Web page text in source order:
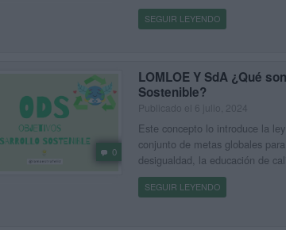
SEGUIR LEYENDO
0
LOMLOE Y SdA ¿Qué
Sostenible?
Este concepto lo introduce la
conjunto de metas globales
desigualdad, la educación de
SEGUIR LEYENDO